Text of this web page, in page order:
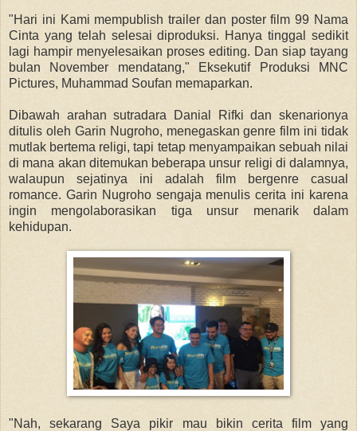
"Hari ini Kami mempublish trailer dan poster film 99 Nama
Cinta yang telah selesai diproduksi. Hanya tinggal sedikit
lagi hampir menyelesaikan proses editing. Dan siap tayang
bulan November mendatang," Eksekutif Produksi MNC
Pictures, Muhammad Soufan memaparkan.
Dibawah arahan sutradara Danial Rifki dan skenarionya
ditulis oleh Garin Nugroho, menegaskan genre film ini tidak
mutlak bertema religi, tapi tetap menyampaikan sebuah nilai
di mana akan ditemukan beberapa unsur religi di dalamnya,
walaupun sejatinya ini adalah film bergenre casual
romance. Garin Nugroho sengaja menulis cerita ini karena
ingin mengolaborasikan tiga unsur menarik dalam
kehidupan.
"Nah, sekarang Saya pikir mau bikin cerita film yang